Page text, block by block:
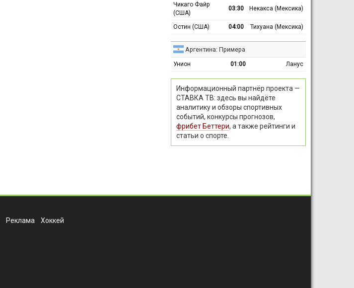
Чикаго Файр
(США)
03:30 Некакса (Мексика)
Остин (США) 04:00 Тихуана (Мексика)
Аргентина: Примера
Унион 01:00 Ланус
Информационный партнёр проекта —
СТАВКА ТВ: здесь вы найдёте
аналитику и обзоры спортивных
событий, конкурсы прогнозов,
фрибет Беттери, а также рейтинги и
статьи о спорте.
Реклама Хоккей